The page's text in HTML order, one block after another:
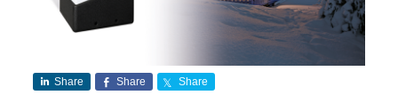
Share Share Share